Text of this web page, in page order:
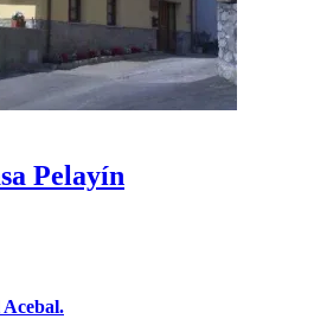
Pelayín
Acebal.